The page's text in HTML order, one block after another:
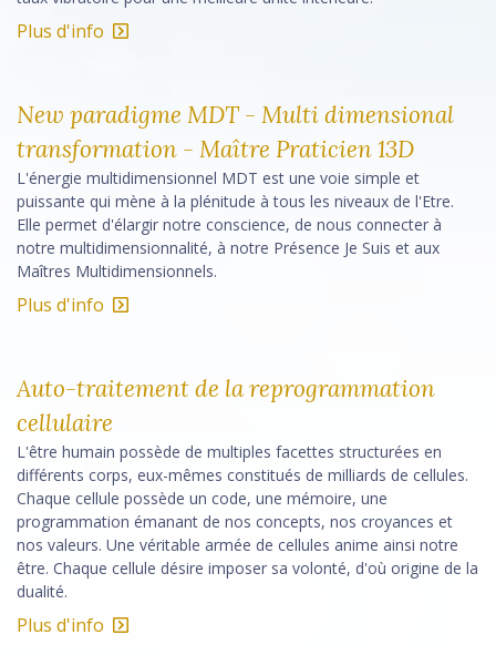
Plus d'info
New paradigme MDT - Multi dimensional
transformation - Maître Praticien 13D
L'énergie multidimensionnel MDT est une voie simple et
puissante qui mène à la plénitude à tous les niveaux de l'Etre.
Elle permet d'élargir notre conscience, de nous connecter à
notre multidimensionnalité, à notre Présence Je Suis et aux
Maîtres Multidimensionnels.
Plus d'info
Auto-traitement de la reprogrammation
cellulaire
L'être humain possède de multiples facettes structurées en
différents corps, eux-mêmes constitués de milliards de cellules.
Chaque cellule possède un code, une mémoire, une
programmation émanant de nos concepts, nos croyances et
nos valeurs. Une véritable armée de cellules anime ainsi notre
être. Chaque cellule désire imposer sa volonté, d'où origine de la
dualité.
Plus d'info